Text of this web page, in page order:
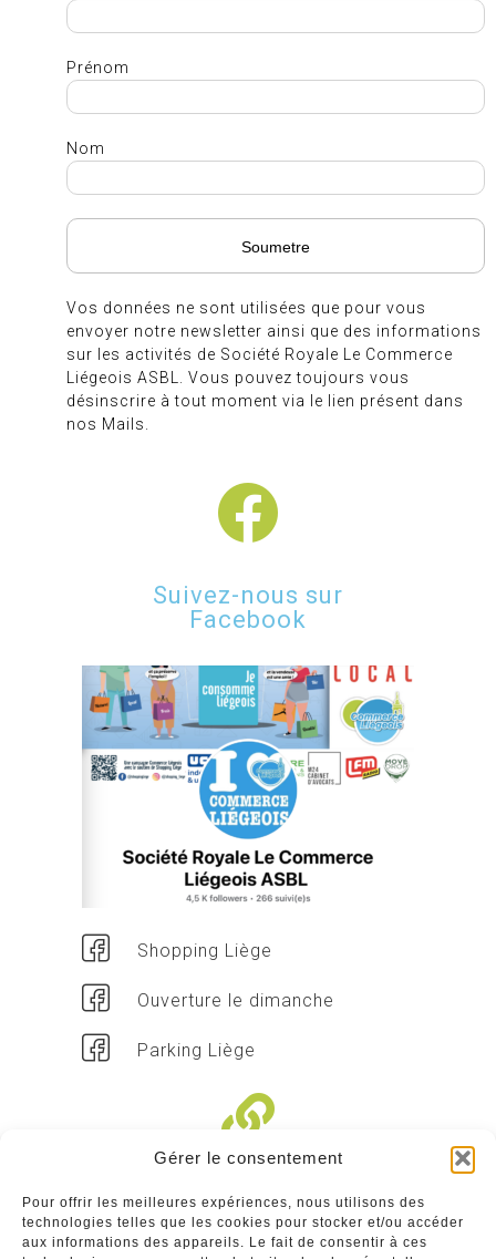
Gérer le consentement
Pour offrir les meilleures expériences, nous utilisons des
technologies telles que les cookies pour stocker et/ou accéder
aux informations des appareils. Le fait de consentir à ces
Prénom
Nom
Vos données ne sont utilisées que pour vous
envoyer notre newsletter ainsi que des informations
sur les activités de Société Royale Le Commerce
Liégeois ASBL. Vous pouvez toujours vous
désinscrire à tout moment via le lien présent dans
nos Mails.
Suivez-nous sur
Facebook
Shopping Liège
Ouverture le dimanche
Parking Liège
Commerçants